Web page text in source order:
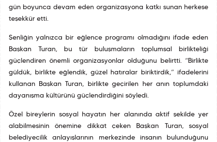
gün boyunca devam eden organizasyona katkı sunan herkese
teşekkür etti.
Şenliğin yalnızca bir eğlence programı olmadığını ifade eden
Başkan Turan, bu tür buluşmaların toplumsal birlikteliği
güçlendiren önemli organizasyonlar olduğunu belirtti. “Birlikte
güldük, birlikte eğlendik, güzel hatıralar biriktirdik,” ifadelerini
kullanan Başkan Turan, birlikte geçirilen her anın toplumdaki
dayanışma kültürünü güçlendirdiğini söyledi.
Özel bireylerin sosyal hayatın her alanında aktif şekilde yer
alabilmesinin önemine dikkat çeken Başkan Turan, sosyal
belediyecilik anlayışlarının merkezinde insanın bulunduğunu